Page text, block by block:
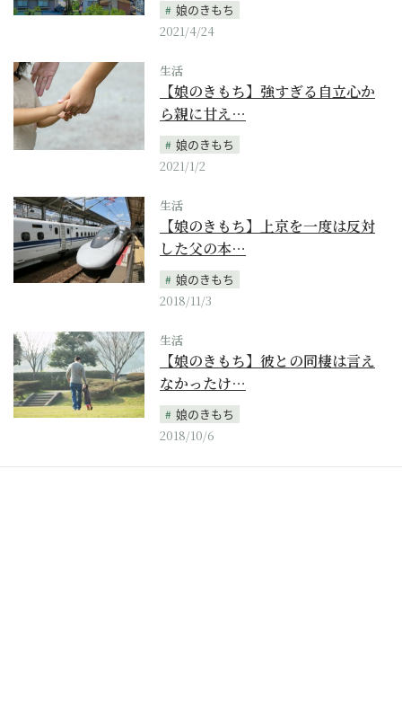
娘のきもち
2021/4/24
生活
【娘のきもち】強すぎる自立心か
ら親に甘え…
娘のきもち
2021/1/2
生活
【娘のきもち】上京を一度は反対
した父の本…
娘のきもち
2018/11/3
生活
【娘のきもち】彼との同棲は言え
なかったけ…
娘のきもち
2018/10/6